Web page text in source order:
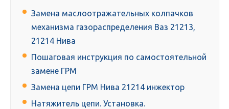
Замена маслоотражательных колпачков
механизма газораспределения Ваз 21213,
21214 Нива
Пошаговая инструкция по самостоятельной
замене ГРМ
Замена цепи ГРМ Нива 21214 инжектор
Натяжитель цепи. Установка.